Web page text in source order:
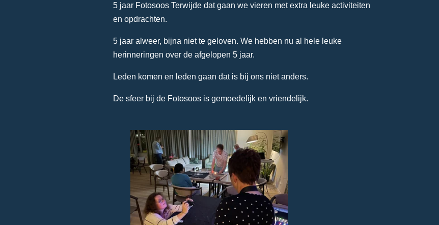
5 jaar Fotosoos Terwijde dat gaan we vieren met extra leuke activiteiten
en opdrachten.
5 jaar alweer, bijna niet te geloven. We hebben nu al hele leuke
herinneringen over de afgelopen 5 jaar.
Leden komen en leden gaan dat is bij ons niet anders.
De sfeer bij de Fotosoos is gemoedelijk en vriendelijk.